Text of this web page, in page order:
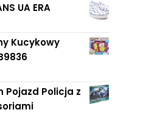
UA ERA
Kucykowy
Pojazd Policja z